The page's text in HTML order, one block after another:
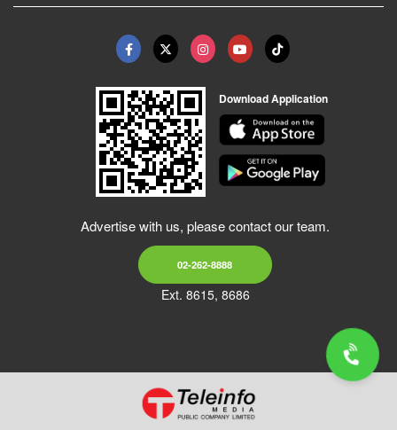
Download Application
Advertise with us, please contact our team.
02-262-8888
Ext. 8615, 8686